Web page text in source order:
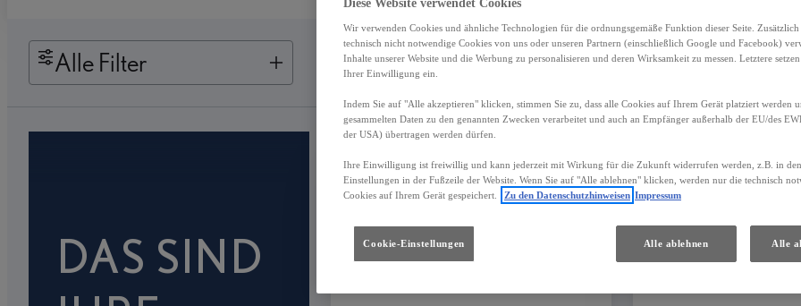
Alle Filter 9Ergebnisse
DAS SIND
Diese Website verwendet Cookies
Wir verwenden Cookies und ähnliche Technologien für die ordnungsgemäße Funktion dieser Seite. Zusätzlich
technisch nicht notwendige Cookies von uns oder unseren Partnern (einschließlich Google und Facebook)
Inhalte unserer Website und die Werbung zu personalisieren und deren Wirksamkeit zu messen. Letztere
Ihrer Einwilligung ein.
Indem Sie auf "Alle akzeptieren" klicken, stimmen Sie zu, dass alle Cookies auf Ihrem Gerät platziert werden
gesammelten Daten zu den genannten Zwecken verarbeitet und auch an Empfänger außerhalb der EU/des
der USA) übertragen werden dürfen.
Ihre Einwilligung ist freiwillig und kann jederzeit mit Wirkung für die Zukunft widerrufen werden, z.B. in
Einstellungen in der Fußzeile der Website. Wenn Sie auf "Alle ablehnen" klicken, werden nur die technisch
Cookies auf Ihrem Gerät gespeichert.
Zu den Datenschutzhinweisen Impressum
Cookie-Einstellungen Alle ablehnen Alle